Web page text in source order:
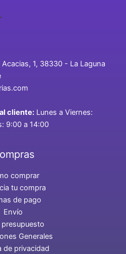
Acacias, 1, 38330 - La Laguna
cliente: Lunes a Viernes:
9:00 a 14:00
comprar
tu compra
de pago
Envío
presupuesto
Generales
de privacidad